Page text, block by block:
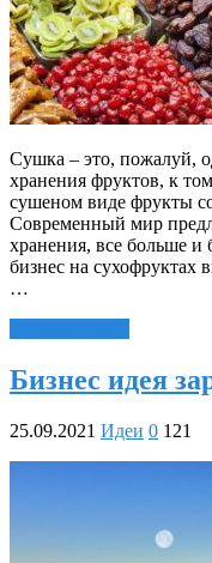
Сушка – это, пожалуй,
хранения фруктов, к
сушеном виде фрукты
Современный мир
хранения, все больше и
бизнес на сухофруктах
…
Бизнес идея
25.09.2021 Идеи 0 121